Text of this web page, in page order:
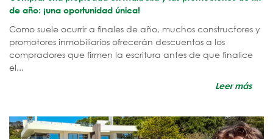
de año: ¡una oportunidad única!
Como suele ocurrir a finales de año, muchos constructores y
promotores inmobiliarios ofrecerán descuentos a los
compradores que firmen la escritura antes de que finalice
el...
Leer más